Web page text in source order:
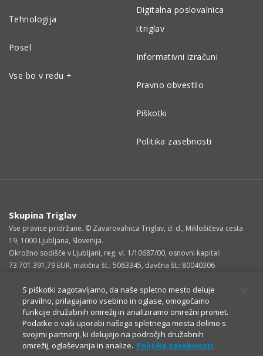
Tehnologija
Posel
Vse bo v redu +
Digitalna poslovalnica
i.triglav
Informativni izračuni
Pravno obvestilo
Piškotki
Politika zasebnosti
Skupina Triglav
Vse pravice pridržane. © Zavarovalnica Triglav, d. d., Miklošičeva cesta
19, 1000 Ljubljana, Slovenija.
Okrožno sodišče v Ljubljani, reg. vl. 1/10687/00, osnovni kapital:
73.701.391,79 EUR, matična št.: 5063345, davčna št.: 80040306
S piškotki zagotavljamo, da naše spletno mesto deluje
pravilno, prilagajamo vsebino in oglase, omogočamo
funkcije družabnih omrežij in analiziramo omrežni promet.
Podatke o vaši uporabi našega spletnega mesta delimo s
svojimi partnerji, ki delujejo na področjih družabnih
omrežij, oglaševanja in analize. Politika zasebnosti